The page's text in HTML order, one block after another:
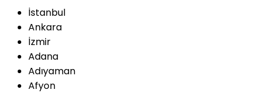
İstanbul
Ankara
İzmir
Adana
Adıyaman
Afyon